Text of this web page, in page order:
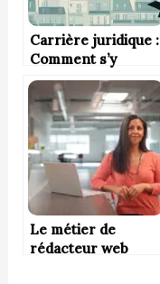
Carrière juridique :
Comment s’y
préparer dès le
lycée ?
Le métier de
rédacteur web